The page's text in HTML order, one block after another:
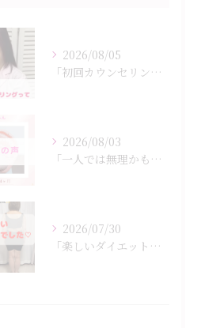
2026/08/05
「初回カウンセリングでは何をするの？」
2026/08/03
「一人では無理かも…」
2026/07/30
「楽しいダイエットでした♡」